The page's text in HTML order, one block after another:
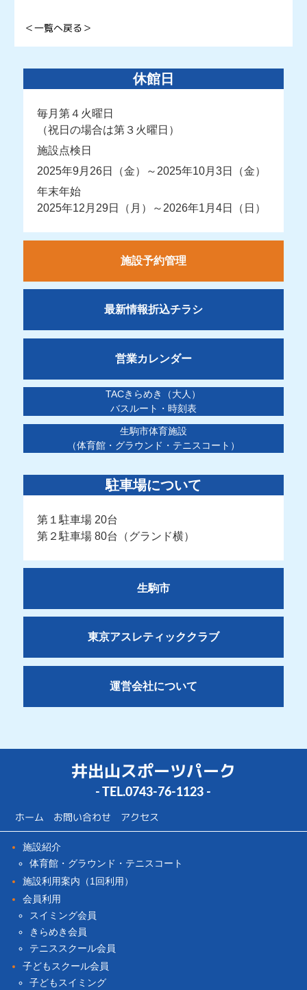
＜一覧へ戻る＞
休館日
毎月第４火曜日
（祝日の場合は第３火曜日）
施設点検日
2025年9月26日（金）～2025年10月3日（金）
年末年始
2025年12月29日（月）～2026年1月4日（日）
施設予約管理
最新情報折込チラシ
営業カレンダー
TACきらめき（大人）
バスルート・時刻表
生駒市体育施設
（体育館・グラウンド・テニスコート）
駐車場について
第１駐車場 20台
第２駐車場 80台（グランド横）
生駒市
東京アスレティッククラブ
運営会社について
井出山スポーツパーク
- TEL.0743-76-1123 -
ホーム お問い合わせ アクセス
施設紹介
体育館・グラウンド・テニスコート
施設利用案内（1回利用）
会員利用
スイミング会員
きらめき会員
テニススクール会員
子どもスクール会員
子どもスイミング